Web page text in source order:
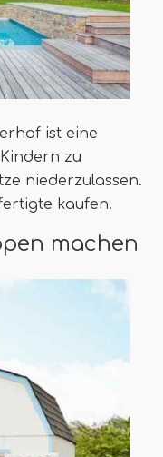
ist eine
zu
niederzulassen.
kaufen.
machen